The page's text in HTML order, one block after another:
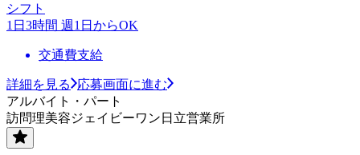
シフト
1日3時間 週1日からOK
交通費支給
詳細を見る
応募画面に進む
アルバイト・パート
訪問理美容ジェイビーワン日立営業所